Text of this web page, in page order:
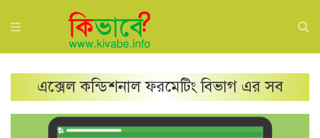
এক্সেল কন্ডিশনাল ফরমেটিংবিভাগ এর সব